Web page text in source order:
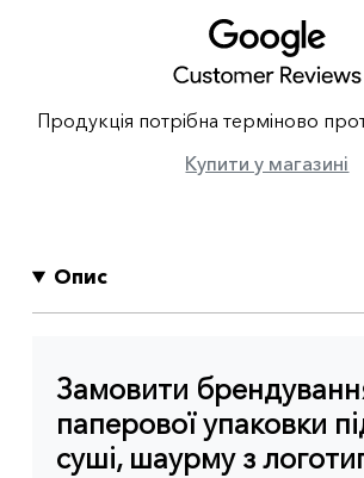
Продукція потрібна терміново
Купити у магазині
Опис
Замовити
паперової упаковки
суші, шаурму з